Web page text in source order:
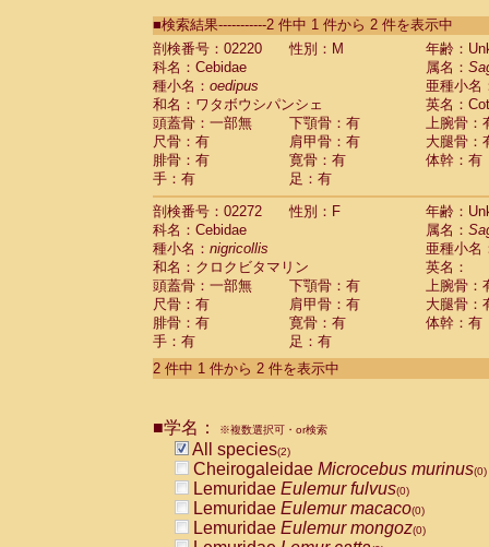
CebidaeSaguinus labiatus(0)
Cebidae Saguinus leucopus (0)
Cebidae
Cebidae
CebidaeSaguinus nigricollis (1)
Cebidae Saguinus oedipus
Cebidae Saguinus weddelli
Cebidae Saguinusspp.
Cebidae Aotus trivirgatus
Cebidae Cebus albifrons
Cebidae
CebidaeCebus capucinus
CebidaeCebus nigrivittatus
Cebidae Cebusspp.(0)
Cebidae Saimiri boliviensis
Cebidae Saimiri sciureus
Atelidae Alouatta caraya
AtelidaeAlouatta fusca
AtelidaeAlouatta seniculus
AtelidaeAteles belzebuth
AtelidaeAteles geoffroyi
AtelidaeAteles paniscus(0)
AtelidaeAtelesspp. (0)
AtelidaeLagothrix lagothricha
AtelidaeLagothrix lagothricha cana
PitheciidaeCacajao calvus
■検索結果-----------2 件中 1 件から 2 件を表示中
剖検番号：02220
性別：M
年齢：
科名：Cebidae
属名：
種小名： oedipus
亜種小名
和名：ワタボウシパンシェ
英名：
頭蓋骨：一部無
下顎骨：有
上腕骨：
尺骨：有
肩甲骨：有
大腿骨：
腓骨：有
寛骨：有
体幹：有
手：有
足：有
剖検番号：02272
性別：F
年齢：
科名：Cebidae
属名：
種小名： nigricollis
亜種小名
和名：クロクビタマリン
英名：
頭蓋骨：一部無
下顎骨：有
上腕骨：
尺骨：有
肩甲骨：有
大腿骨：
腓骨：有
寛骨：有
体幹：有
手：有
足：有
2 件中 1 件から 2 件を表示中
■学名： ※複数選択可・or検索
All species(2)
Cheirogaleidae Microcebus murinus(0)
Lemuridae Eulemur fulvus(0)
Lemuridae Eulemur macaco(0)
Lemuridae Eulemur mongoz(0)